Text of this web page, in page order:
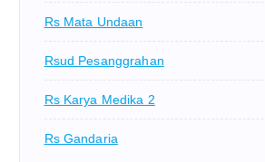
Rs Mata Undaan
Rsud Pesanggrahan
Rs Karya Medika 2
Rs Gandaria